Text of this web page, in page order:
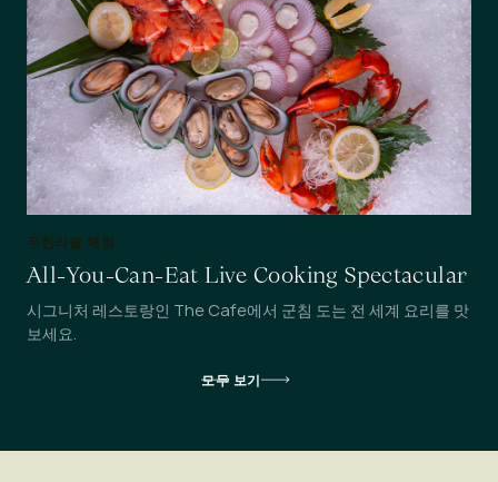
모두 보기
무한리필 체험
All-You-Can-Eat Live Cooking Spectacular
시그니처 레스토랑인 The Cafe에서 군침 도는 전 세계 요리를 맛
보세요.